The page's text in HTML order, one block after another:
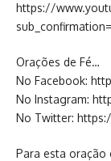
https://
Orações de Fé…
No Facebook:
No Instagram:
No Twitter:
Para esta oração